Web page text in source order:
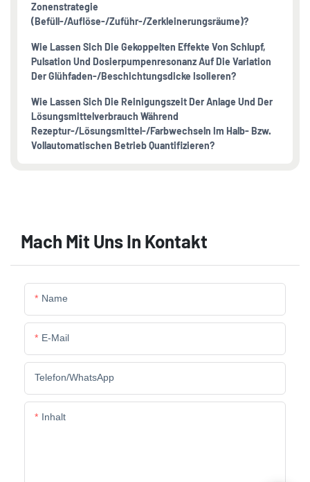
Zonenstrategie
(Befüll-/Auflöse-/Zuführ-/Zerkleinerungsräume)?
Wie Lassen Sich Die Gekoppelten Effekte Von Schlupf,
Pulsation Und Dosierpumpenresonanz Auf Die Variation
Der Glühfaden-/Beschichtungsdicke Isolieren?
Wie Lassen Sich Die Reinigungszeit Der Anlage Und Der
Lösungsmittelverbrauch Während
Rezeptur-/Lösungsmittel-/Farbwechseln Im Halb- Bzw.
Vollautomatischen Betrieb Quantifizieren?
Mach Mit Uns In Kontakt
Name
E-Mail
Telefon/WhatsApp
Inhalt